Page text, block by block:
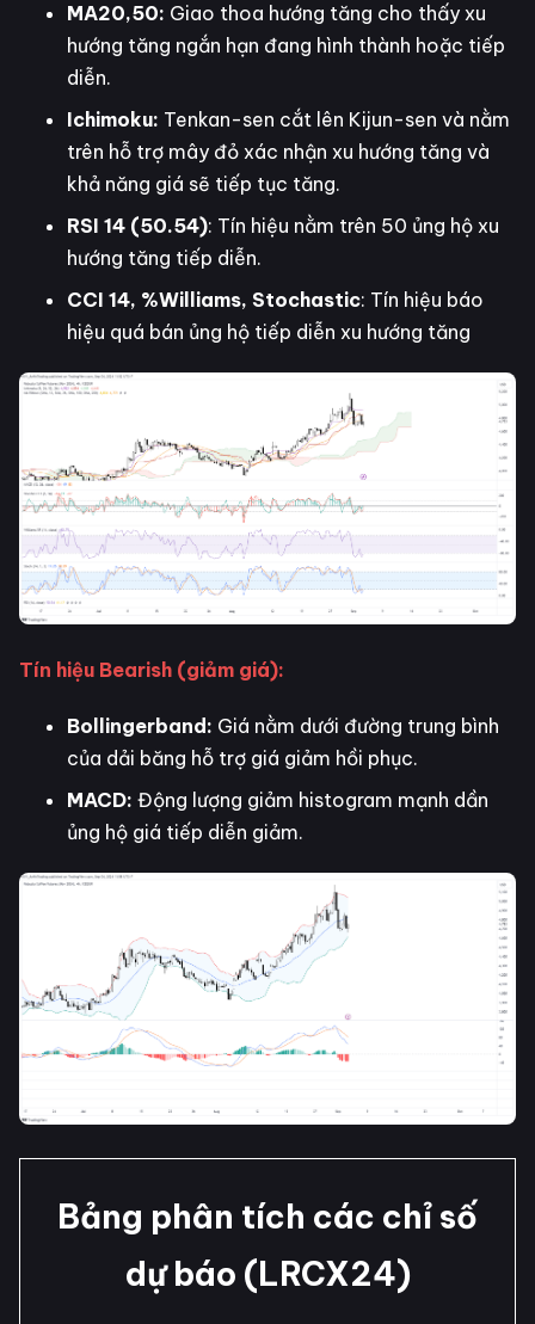
MA20,50: Giao thoa hướng tăng cho thấy xu
hướng tăng ngắn hạn đang hình thành hoặc tiếp
diễn.
Ichimoku: Tenkan-sen cắt lên Kijun-sen và nằm
trên hỗ trợ mây đỏ xác nhận xu hướng tăng và
khả năng giá sẽ tiếp tục tăng.
RSI 14 (50.54): Tín hiệu nằm trên 50 ủng hộ xu
hướng tăng tiếp diễn.
CCI 14, %Williams, Stochastic: Tín hiệu báo
hiệu quá bán ủng hộ tiếp diễn xu hướng tăng
Tín hiệu Bearish (giảm giá):
Bollingerband: Giá nằm dưới đường trung bình
của dải băng hỗ trợ giá giảm hồi phục.
MACD: Động lượng giảm histogram mạnh dần
ủng hộ giá tiếp diễn giảm.
Bảng phân tích các chỉ số
dự báo (LRCX24)